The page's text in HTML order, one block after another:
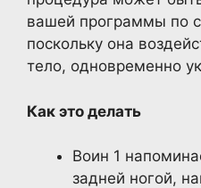
вашей программы по
поскольку она
тело, одновременно
Как это делать
Воин 1
задней ногой,